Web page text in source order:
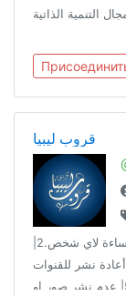
قروب ليبيا
نرجو عدم أعادة نشر للقنوات
داخل القروب.4| الابتعاد عن المواضيع السياسية.5| عدم نشر صور او